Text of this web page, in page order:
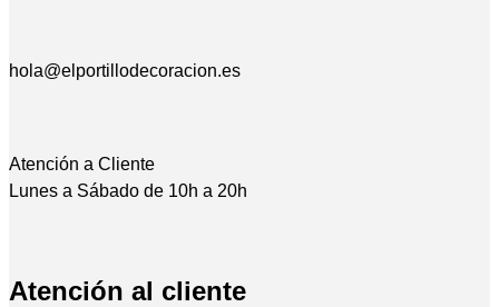
hola@elportillodecoracion.es
Atención a Cliente
Lunes a Sábado de 10h a 20h
Atención al cliente